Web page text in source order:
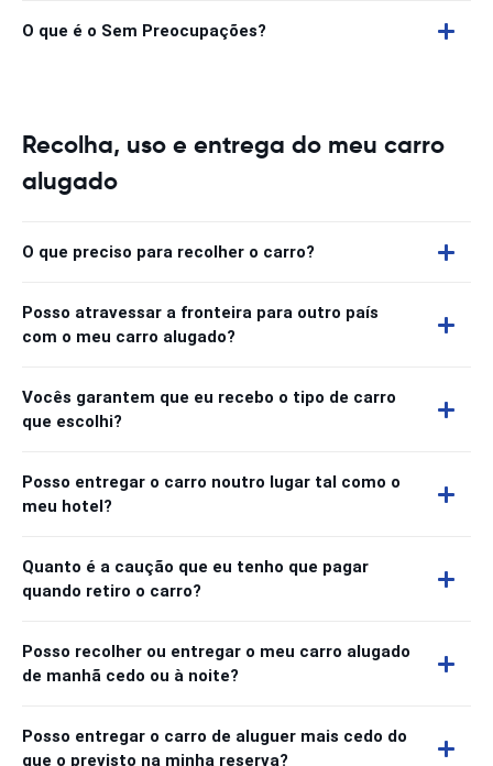
O que é o Sem Preocupações?
Recolha, uso e entrega do meu carro
alugado
O que preciso para recolher o carro?
Posso atravessar a fronteira para outro país
com o meu carro alugado?
Vocês garantem que eu recebo o tipo de carro
que escolhi?
Posso entregar o carro noutro lugar tal como o
meu hotel?
Quanto é a caução que eu tenho que pagar
quando retiro o carro?
Posso recolher ou entregar o meu carro alugado
de manhã cedo ou à noite?
Posso entregar o carro de aluguer mais cedo do
que o previsto na minha reserva?